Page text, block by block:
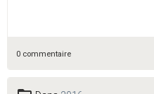
0 commentaire